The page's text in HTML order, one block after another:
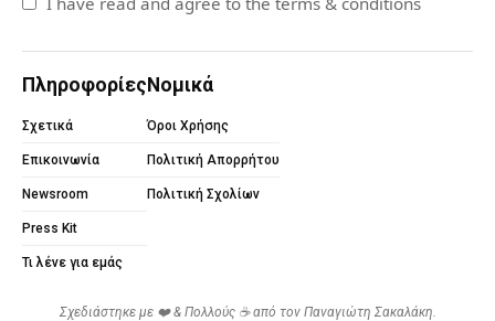
Πληροφορίες
Σχετικά
Επικοινωνία
Newsroom
Press Kit
Τι λένε για εμάς
Νομικά
Όροι Χρήσης
Πολιτική Απορρήτου
Πολιτική Σχολίων
Σχεδιάστηκε με ❤️ & Πολλούς ☕ από τον Παναγιώτη Σακαλάκη